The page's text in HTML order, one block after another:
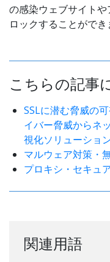
の感染ウェブサイト
ロックすることができ
こちらの記事
SSLに潜む脅威の
イバー脅威からネ
視化ソリューショ
マルウェア対策・
プロキシ・セキュ
関連用語